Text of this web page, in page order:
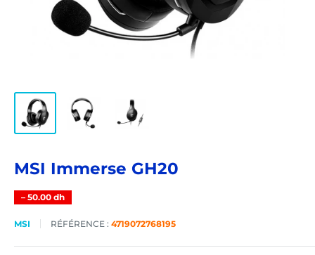
MSI Immerse GH20
– 50.00 dh
MSI RÉFÉRENCE : 4719072768195